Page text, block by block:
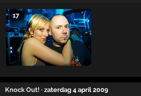
17
Knock Out! · zaterdag 4 april 2009